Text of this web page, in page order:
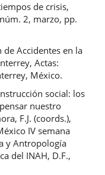
de crisis,
2, marzo, pp.
de Accidentes en la
Actas:
México.
social: los
nuestro
F.J. (coords.),
IV semana
y Antropología
del INAH, D.F.,